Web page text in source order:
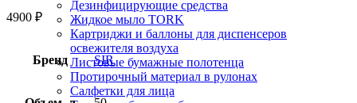
Дезинфицирующие средства
Жидкое мыло TORK
Картриджи и баллоны для диспенсеров
освежителя воздуха
Листовые бумажные полотенца
Протирочный материал в рулонах
Салфетки для лица
4900 ₽
Бренд SIR